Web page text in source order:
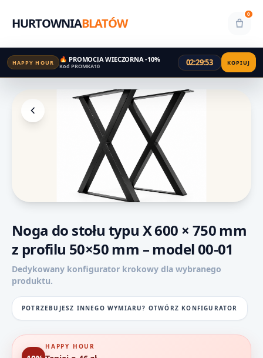
HURTOWNIABLATÓW
0
HAPPY HOUR 🔥 PROMOCJA WIECZORNA -10%
Kod PROMKA10 02:29:53 KOPIUJ
Noga do stołu typu X 600 × 750 mm
z profilu 50×50 mm – model 00-01
Dedykowany konfigurator krokowy dla wybranego
produktu.
POTRZEBUJESZ INNEGO WYMIARU? OTWÓRZ KONFIGURATOR
HAPPY HOUR